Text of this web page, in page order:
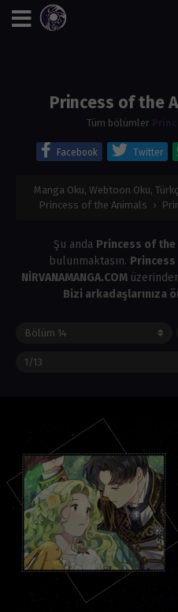
Princess of the
Tüm bölümler
Facebook Twitter
Manga Oku, Webtoon Oku,
Princess of the Animals ›
Şu anda Princess of the
bulunmaktasın.
NİRVANAMANGA.COM
Bizi arkadaşlarınıza